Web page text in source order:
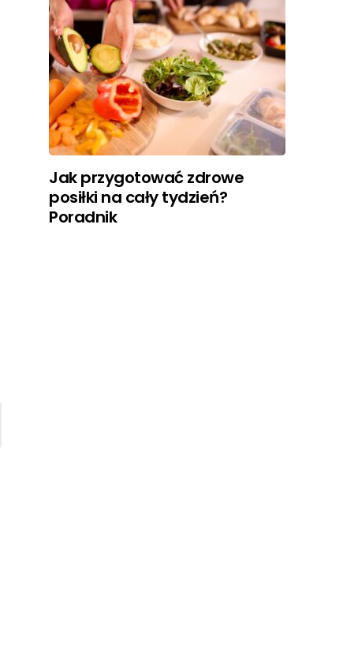
Jak przygotować zdrowe
posiłki na cały tydzień?
Poradnik